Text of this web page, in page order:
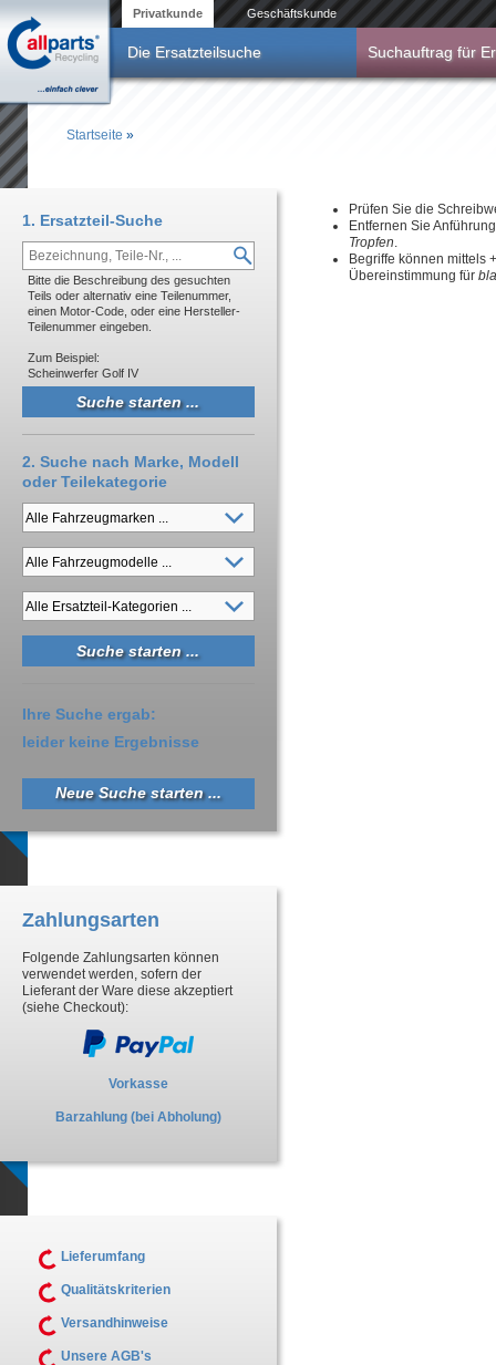
Privatkunde Geschäftskunde
Die Ersatzteilsuche Suchauftrag für
Startseite »
Prüfen Sie die
Entfernen Sie
Tropfen.
Begriffe können mittels
Übereinstimmung für
1. Ersatzteil-Suche
Bitte die Beschreibung des gesuchten
Teils oder alternativ eine Teilenummer,
einen Motor-Code, oder eine Hersteller-
Teilenummer eingeben.
Zum Beispiel:
Scheinwerfer Golf IV
2. Suche nach Marke, Modell
oder Teilekategorie
Ihre Suche ergab:
leider keine Ergebnisse
Neue Suche starten ...
Zahlungsarten
Folgende Zahlungsarten können
verwendet werden, sofern der
Lieferant der Ware diese akzeptiert
(siehe Checkout):
Vorkasse
Barzahlung (bei Abholung)
Lieferumfang
Qualitätskriterien
Versandhinweise
Unsere AGB's